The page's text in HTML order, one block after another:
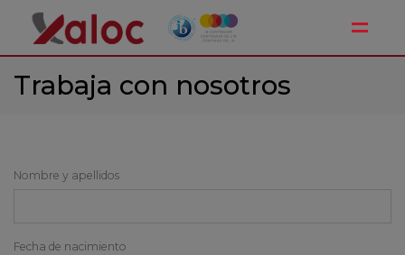
Trabaja con nosotros
Nombre y apellidos
Fecha de nacimiento